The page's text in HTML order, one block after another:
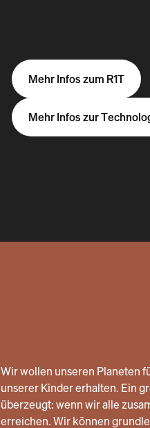
Mehr Infos zum R1T
Mehr Infos zur
Wir wollen unseren Planeten
unserer Kinder erhalten. Ein
überzeugt: wenn wir alle
erreichen. Wir können